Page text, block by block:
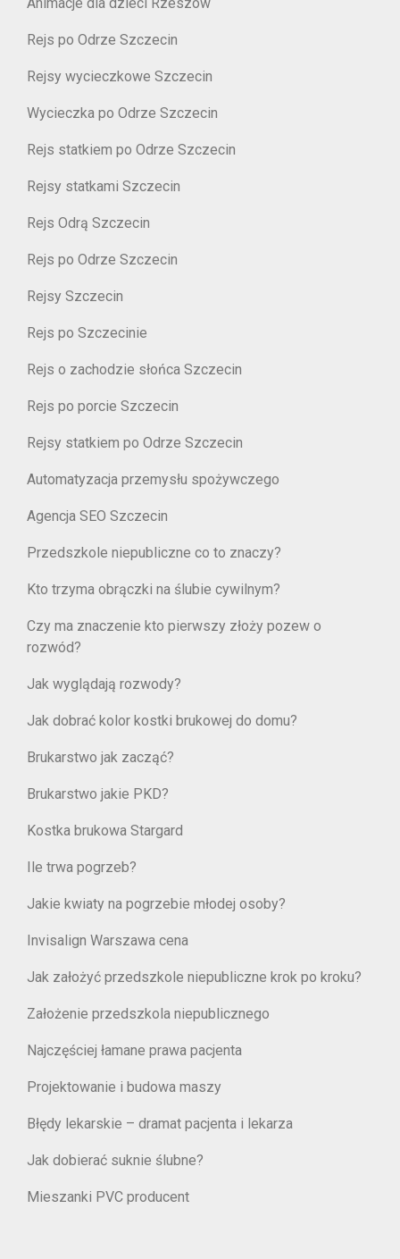
Rejs po Odrze Szczecin
Rejsy wycieczkowe Szczecin
Wycieczka po Odrze Szczecin
Rejs statkiem po Odrze Szczecin
Rejsy statkami Szczecin
Rejs Odrą Szczecin
Rejs po Odrze Szczecin
Rejsy Szczecin
Rejs po Szczecinie
Rejs o zachodzie słońca Szczecin
Rejs po porcie Szczecin
Rejsy statkiem po Odrze Szczecin
Automatyzacja przemysłu spożywczego
Agencja SEO Szczecin
Przedszkole niepubliczne co to znaczy?
Kto trzyma obrączki na ślubie cywilnym?
Czy ma znaczenie kto pierwszy złoży pozew o
rozwód?
Jak wyglądają rozwody?
Jak dobrać kolor kostki brukowej do domu?
Brukarstwo jak zacząć?
Brukarstwo jakie PKD?
Kostka brukowa Stargard
Ile trwa pogrzeb?
Jakie kwiaty na pogrzebie młodej osoby?
Invisalign Warszawa cena
Jak założyć przedszkole niepubliczne krok po kroku?
Założenie przedszkola niepublicznego
Najczęściej łamane prawa pacjenta
Projektowanie i budowa maszy
Błędy lekarskie – dramat pacjenta i lekarza
Jak dobierać suknie ślubne?
Mieszanki PVC producent